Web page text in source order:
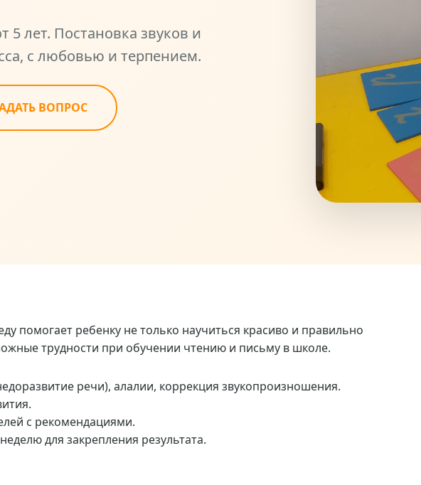
5 лет. Постановка звуков и
с любовью и терпением.
ВОПРОС
помогает ребенку не только научиться красиво и правильно
трудности при обучении чтению и письму в школе.
речи), алалии, коррекция звукопроизношения.
с рекомендациями.
для закрепления результата.